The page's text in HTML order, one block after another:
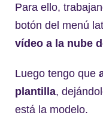
Para ello,
botón del menú
vídeo a la nube
Luego tengo que
plantilla,
está la modelo.